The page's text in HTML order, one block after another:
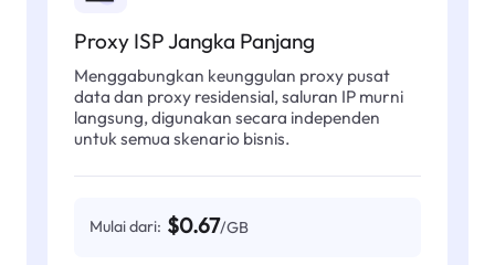
Proxy ISP Jangka Panjang
Menggabungkan keunggulan proxy pusat
data dan proxy residensial, saluran IP murni
langsung, digunakan secara independen
untuk semua skenario bisnis.
Mulai dari: $0.67/GB